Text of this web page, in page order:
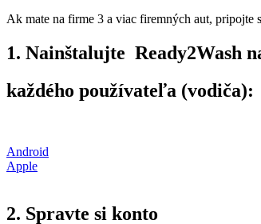
Ak mate na firme 3 a viac firemných aut,
1. Nainštalujte Ready2Wash
každého používateľa (vodiča):
Android
Apple
2. Spravte si konto